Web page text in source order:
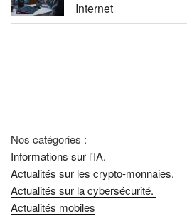
Internet
Nos catégories :
Informations sur l'IA.
Actualités sur les crypto-monnaies.
Actualités sur la cybersécurité.
Actualités mobiles